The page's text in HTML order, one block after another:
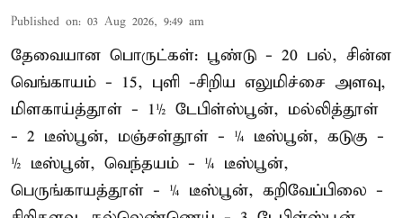
Published on: 03 Aug 2026, 9:49 am
தேவையான பொருட்கள்: பூண்டு - 20 பல், சின்ன
வெங்காயம் - 15, புளி -சிறிய எலுமிச்சை அளவு,
மிளகாய்த்தூள் - 1½ டேபிள்ஸ்பூன், மல்லித்தூள்
- 2 டீஸ்பூன், மஞ்சள்தூள் - ¼ டீஸ்பூன், கடுகு -
½ டீஸ்பூன், வெந்தயம் - ¼ டீஸ்பூன்,
பெருங்காயத்தூள் - ¼ டீஸ்பூன், கறிவேப்பிலை -